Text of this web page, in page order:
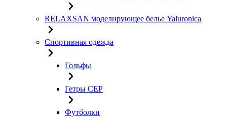
RELAXSAN моделирующее белье Yaluroniсa
Спортивная одежда
Гольфы
Гетры CEP
Футболки